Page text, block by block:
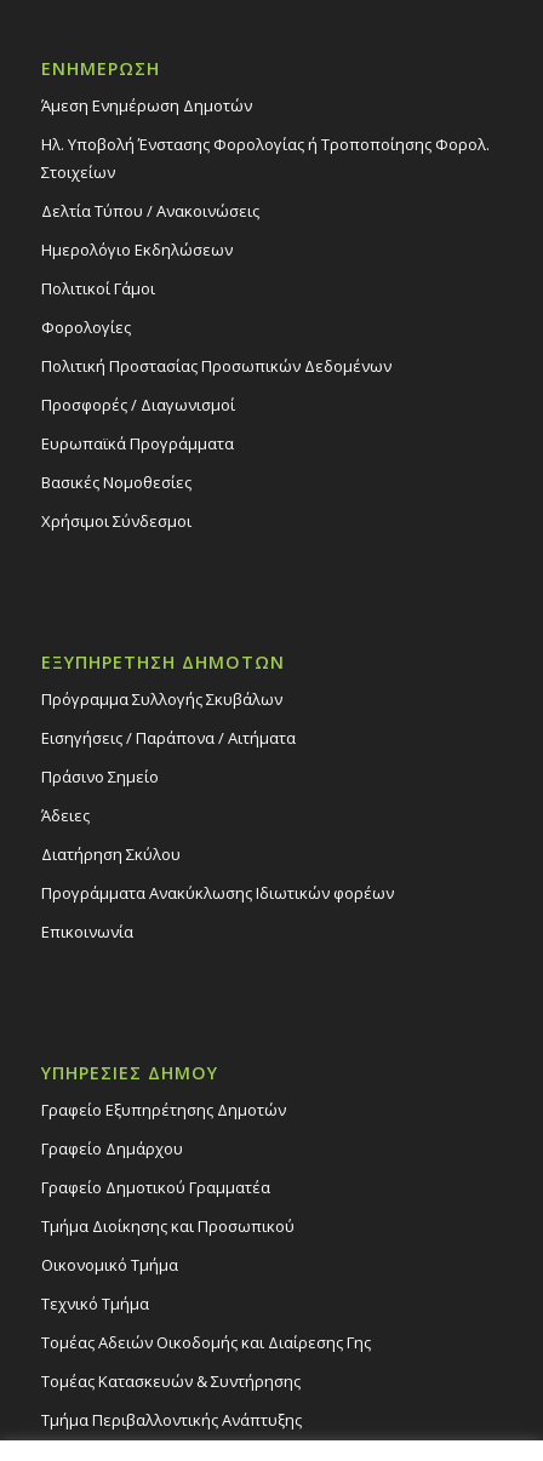
ΕΝΗΜΕΡΩΣΗ
Άμεση Ενημέρωση Δημοτών
Ηλ. Υποβολή Ένστασης Φορολογίας ή Τροποποίησης Φορολ.
Στοιχείων
Δελτία Τύπου / Ανακοινώσεις
Ημερολόγιο Εκδηλώσεων
Πολιτικοί Γάμοι
Φορολογίες
Πολιτική Προστασίας Προσωπικών Δεδομένων
Προσφορές / Διαγωνισμοί
Ευρωπαϊκά Προγράμματα
Βασικές Νομοθεσίες
Χρήσιμοι Σύνδεσμοι
ΕΞΥΠΗΡΕΤΗΣΗ ΔΗΜΟΤΩΝ
Πρόγραμμα Συλλογής Σκυβάλων
Εισηγήσεις / Παράπονα / Αιτήματα
Πράσινο Σημείο
Άδειες
Διατήρηση Σκύλου
Προγράμματα Ανακύκλωσης Ιδιωτικών φορέων
Επικοινωνία
ΥΠΗΡΕΣΙΕΣ ΔΗΜΟΥ
Γραφείο Εξυπηρέτησης Δημοτών
Γραφείο Δημάρχου
Γραφείο Δημοτικού Γραμματέα
Τμήμα Διοίκησης και Προσωπικού
Οικονομικό Τμήμα
Τεχνικό Τμήμα
Τομέας Αδειών Οικοδομής και Διαίρεσης Γης
Τομέας Κατασκευών & Συντήρησης
Τμήμα Περιβαλλοντικής Ανάπτυξης